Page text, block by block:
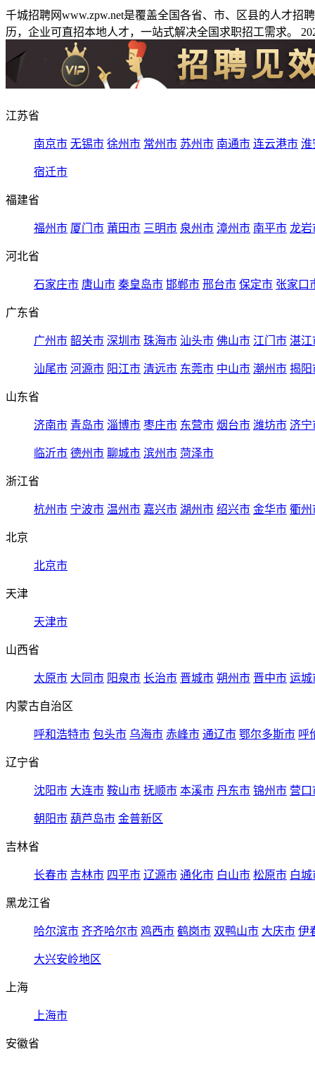
千城招聘网www.zpw.net是覆盖全国各省、市、区县的人才
历，企业可直招本地人才，一站式解决全国求职招工需求。
江苏省
南京市 无锡市 徐州市 常州市 苏州市 南通市 连云港市 淮
宿迁市
福建省
福州市 厦门市 莆田市 三明市 泉州市 漳州市 南平市 龙岩
河北省
石家庄市 唐山市 秦皇岛市 邯郸市 邢台市 保定市 张家口
广东省
广州市 韶关市 深圳市 珠海市 汕头市 佛山市 江门市 湛江
汕尾市 河源市 阳江市 清远市 东莞市 中山市 潮州市 揭阳
山东省
济南市 青岛市 淄博市 枣庄市 东营市 烟台市 潍坊市 济宁
临沂市 德州市 聊城市 滨州市 菏泽市
浙江省
杭州市 宁波市 温州市 嘉兴市 湖州市 绍兴市 金华市 衢州
北京
北京市
天津
天津市
山西省
太原市 大同市 阳泉市 长治市 晋城市 朔州市 晋中市 运城
内蒙古自治区
呼和浩特市 包头市 乌海市 赤峰市 通辽市 鄂尔多斯市 呼
辽宁省
沈阳市 大连市 鞍山市 抚顺市 本溪市 丹东市 锦州市 营口
朝阳市 葫芦岛市 金普新区
吉林省
长春市 吉林市 四平市 辽源市 通化市 白山市 松原市 白城
黑龙江省
哈尔滨市 齐齐哈尔市 鸡西市 鹤岗市 双鸭山市 大庆市 伊
大兴安岭地区
上海
上海市
安徽省